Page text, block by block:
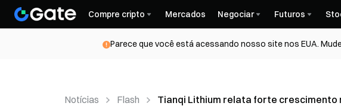
Compre cripto Mercados Negociar Futuros
Parece que você está acessando nosso site nos EUA.
Notícias Flash Tianqi Lithium relata forte crescimento